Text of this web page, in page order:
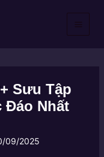
Sưu Tập
Đáo Nhất
09/2025